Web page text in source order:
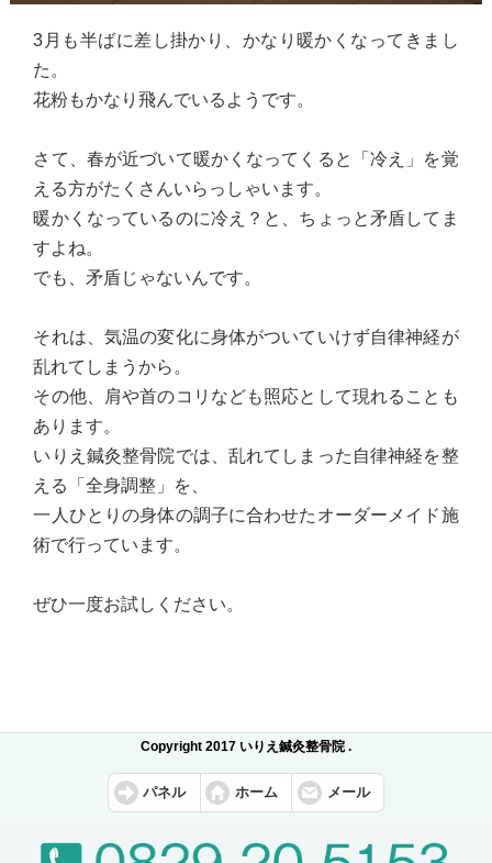
3月も半ばに差し掛かり、かなり暖かくなってきまし
た。
花粉もかなり飛んでいるようです。
さて、春が近づいて暖かくなってくると「冷え」を覚
える方がたくさんいらっしゃいます。
暖かくなっているのに冷え？と、ちょっと矛盾してま
すよね。
でも、矛盾じゃないんです。
それは、気温の変化に身体がついていけず自律神経が
乱れてしまうから。
その他、肩や首のコリなども照応として現れることも
あります。
いりえ鍼灸整骨院では、乱れてしまった自律神経を整
える「全身調整」を、
一人ひとりの身体の調子に合わせたオーダーメイド施
術で行っています。
ぜひ一度お試しください。
Copyright 2017 いりえ鍼灸整骨院 .
パネル ホーム メール